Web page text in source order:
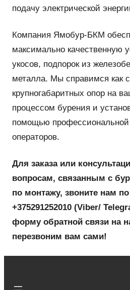
подачу электрической
Компания Ямобур-БКМ
максимально качественную
укосов, подпорок из
металла. Мы справимся как
крупногабаритных опор на
процессом бурения и
помощью профессиональной
операторов.
Для заказа или
вопросам, связанным с
по монтажу, звоните нам
+375291252010(Viber/
форму обратной связи на
перезвоним вам сами!